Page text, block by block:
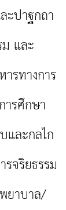
ะปาฐกถา
และ
รทางการ
รศึกษา
ละกลไก
จริยธรรม
ยาบาล/